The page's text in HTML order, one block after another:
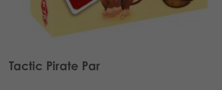
Tactic Pirate Par